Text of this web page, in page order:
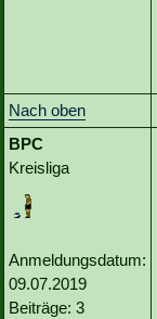
Nach oben
BPC
Kreisliga
Anmeldungsdatum:
09.07.2019
Beiträge: 3